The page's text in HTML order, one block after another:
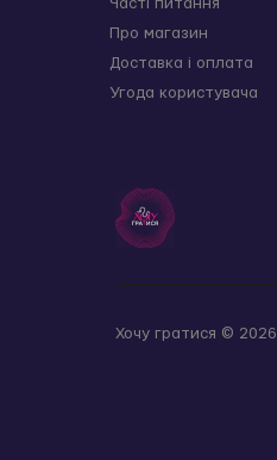
Часті питання
Про магазин
Доставка і оплата
Угода користувача
Хочу гратися © 2026